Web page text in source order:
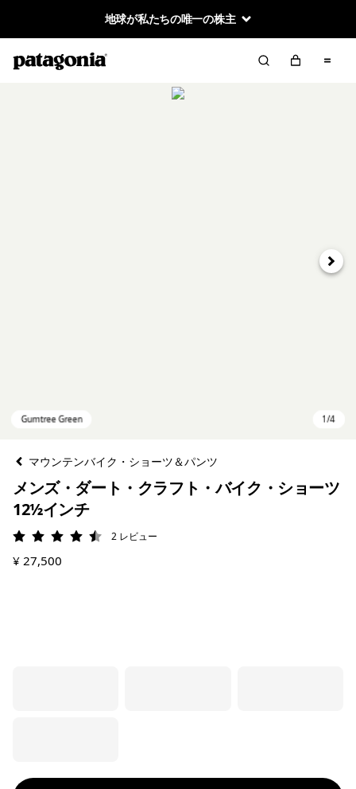
地球が私たちの唯一の株主
次へ
マウンテンバイク・ショーツ＆パンツ
メンズ・ダート・クラフト・バイク・ショーツ
12½インチ
評価: 4.5 / 5
2 レビュー
¥ 27,500